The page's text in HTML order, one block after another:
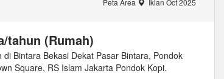
Peta Area Iklan Oct 2025
tahun (Rumah)
di Bintara Bekasi Dekat Pasar Bintara, Pondok
Square, RS Islam Jakarta Pondok Kopi.